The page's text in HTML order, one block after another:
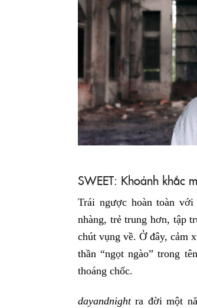
SWEET: Khoảnh khắc
Trái ngược hoàn toàn
nhàng, trẻ trung hơn, tập
chút vụng về. Ở đây, cảm
thần “ngọt ngào” trong
thoáng chốc.
dayandnightra đời một